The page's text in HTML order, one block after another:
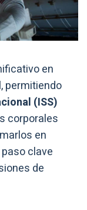
en
permitiendo
(ISS)
corporales
en
clave
de